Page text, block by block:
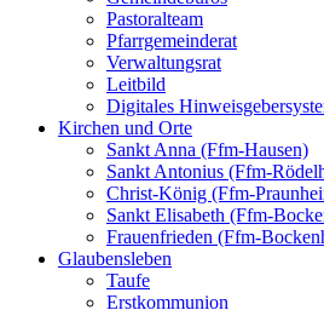
Pastoralteam
Pfarrgemeinderat
Verwaltungsrat
Leitbild
Digitales
Kirchen und Orte
Sankt Anna (Ffm-Hausen)
Sankt Antonius (Ffm-
Christ-König (Ffm-
Sankt Elisabeth (Ffm-
Frauenfrieden (Ffm-
Glaubensleben
Taufe
Erstkommunion